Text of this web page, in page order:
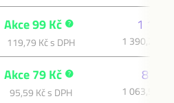
Akce 99 Kč
119,79 Kč s DPH
1 149
1 390,29 Kč
Akce 79 Kč
95,59 Kč s DPH
879
1 063,59 Kč